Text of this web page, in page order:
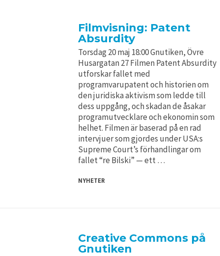
Filmvisning: Patent
Absurdity
Torsdag 20 maj 18:00 Gnutiken, Övre
Husargatan 27 Filmen Patent Absurdity
utforskar fallet med
programvarupatent och historien om
den juridiska aktivism som ledde till
dess uppgång, och skadan de åsakar
programutvecklare och ekonomin som
helhet. Filmen är baserad på en rad
intervjuer som gjordes under USA:s
Supreme Court’s förhandlingar om
fallet “re Bilski” — ett …
NYHETER
Creative Commons på
Gnutiken